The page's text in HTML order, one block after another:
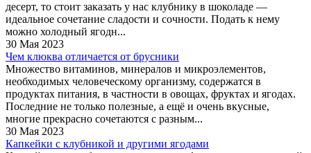
десерт, то стоит заказать у нас клубнику в шоколаде —
идеальное сочетание сладости и сочности. Подать к нему
можно холодный ягодн...
30 Мая 2023
Чем клюква отличается от брусники
Множество витаминов, минералов и микроэлементов,
необходимых человеческому организму, содержатся в
продуктах питания, в частности в овощах, фруктах и ягодах.
Последние не только полезные, а ещё и очень вкусные,
многие прекрасно сочетаются с разным...
30 Мая 2023
Капкейки с клубникой и другими ягодами